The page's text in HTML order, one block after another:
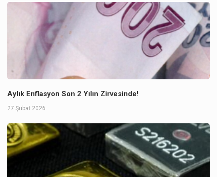
Aylık Enflasyon Son 2 Yılın Zirvesinde!
27 Şubat 2026